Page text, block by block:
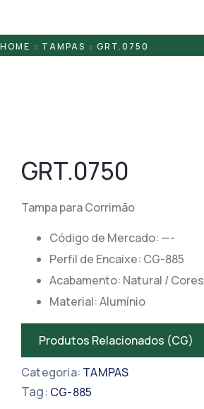
HOME TAMPAS GRT.0750
GRT.0750
Tampa para Corrimão
Código de Mercado: —-
​​Perfil de Encaixe: CG-885
Acabamento: Natural / Cores
Material: Alumínio
Produtos Relacionados (CG)
Categoria: TAMPAS
Tag: CG-885